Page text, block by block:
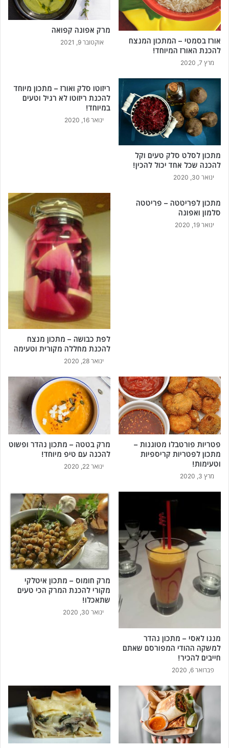
אורז בסמטי – המתכון המנצח
להכנת האורז המיוחד!
מרץ 7, 2020
מרק אפונה קפואה
אוקטובר 9, 2021
מתכון לסלט סלק טעים וקל
להכנה שכל אחד יכול להכין!
ינואר 30, 2020
ריזוטו סלק ואורז – מתכון מיוחד
להכנת ריזוטו לא רגיל וטעים
במיוחד!
ינואר 16, 2020
מתכון לפריטטה – פריטטה
סלמון ואפונה
ינואר 19, 2020
לפת כבושה – מתכון מנצח
להכנת מחללה מקורית וטעימה
ינואר 28, 2020
פטריות פורטבלו מטוגנות –
מתכון לפטריות קריספיות
וטעימות!
מרץ 3, 2020
מרק בטטה – מתכון נהדר ופשוט
להכנה עם טיפ מיוחד!
ינואר 22, 2020
מנגו לאסי – מתכון נהדר
למשקה ההודי המפורסם שאתם
חייבים להכיר!
פברואר 6, 2020
מרק חומוס – מתכון איטלקי
מקורי להכנת המרק הכי טעים
שתאכלו!
ינואר 30, 2020